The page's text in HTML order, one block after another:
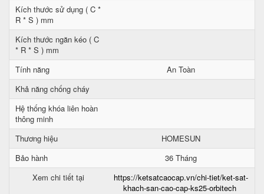
Kích thước sử dụng ( C *
R * S ) mm
Kích thước ngăn kéo ( C
* R * S ) mm
Tính năng
An Toàn
Khả năng chống cháy
Hệ thống khóa liên hoàn
thông minh
Thương hiệu
HOMESUN
Bảo hành
36 Tháng
Xem chi tiết tại
https://ketsatcaocap.vn/chi-tiet/ket-sat-
khach-san-cao-cap-ks25-orbitech